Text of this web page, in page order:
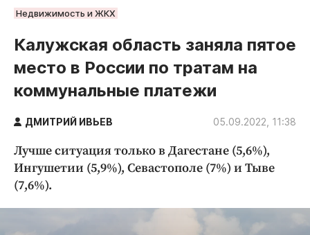
РУБРИКИ
Новости компаний
Статьи
Народные новости
Авто и транспорт
Криминал
Культура
Образование
Недвижимость и ЖКХ
Калужская область заняла пятое
место в России по тратам на
коммунальные платежи
ДМИТРИЙ ИВЬЕВ 05.09.2022, 11:38
Лучше ситуация только в Дагестане (5,6%),
Ингушетии (5,9%), Севастополе (7%) и Тыве
(7,6%).